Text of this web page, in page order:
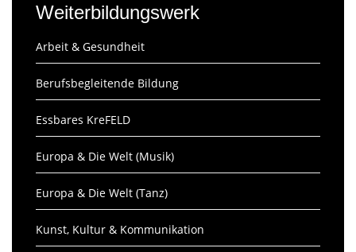
Weiterbildungswerk
Arbeit & Gesundheit
Berufsbegleitende Bildung
Essbares KreFELD
Europa & Die Welt (Musik)
Europa & Die Welt (Tanz)
Kunst, Kultur & Kommunikation